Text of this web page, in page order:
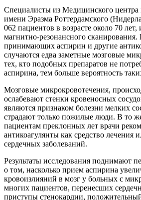
Специалисты из Медицинского центра
имени Эразма Роттердамского
062 пациентов в возрасте около 70
магнитно-резонансного
принимающих аспирин и другие
случаются едва заметные мозговые
тех, кто подобных препаратов не
аспирина, тем больше вероятность
Мозговые микрокровотечения,
ослабевают стенки кровеносных
являются признаком болезни мелких
страдают только пожилые люди. В то
пациентам преклонных лет врачи
антикоагулянты как средство лечения
сердечных заболеваний.
Результаты исследования поднимают
о том, насколько прием аспирина
кровоизлияний в мозг у больных с
многих пациентов, перенесших
приступы стенокардии,